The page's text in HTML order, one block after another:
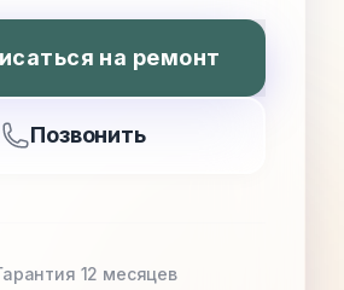
на ремонт
Позвонить
12 месяцев